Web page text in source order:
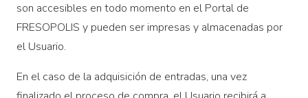
son accesibles en todo momento en el Portal de
FRESOPOLIS y pueden ser impresas y almacenadas por
el Usuario.
En el caso de la adquisición de entradas, una vez